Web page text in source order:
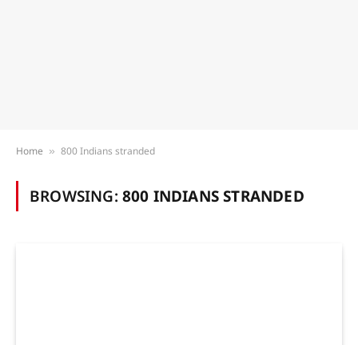
Home » 800 Indians stranded
BROWSING: 800 INDIANS STRANDED